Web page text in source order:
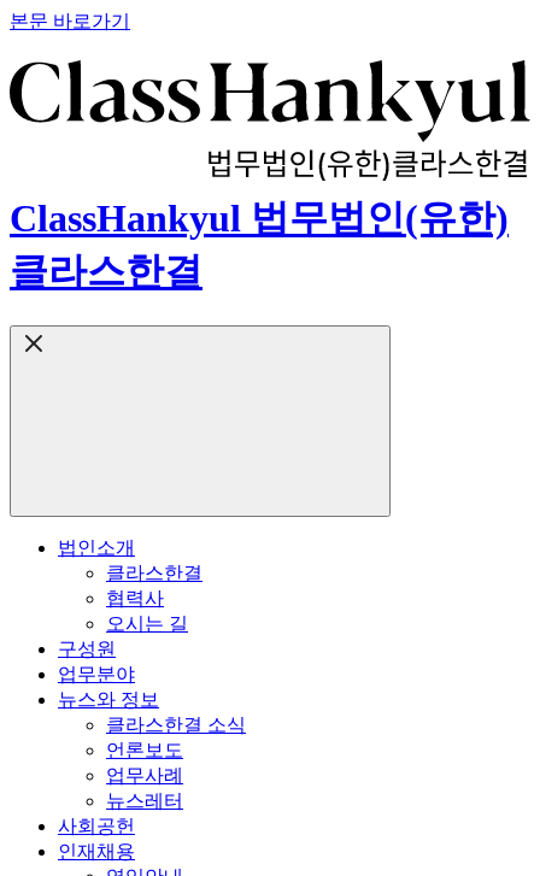
본문 바로가기
ClassHankyul 법무법인(유한)
클라스한결
법인소개
클라스한결
협력사
오시는 길
구성원
업무분야
뉴스와 정보
클라스한결 소식
언론보도
업무사례
뉴스레터
사회공헌
인재채용